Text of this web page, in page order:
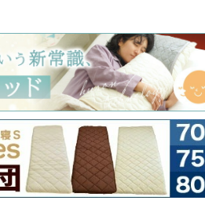
布団カバー
布団カバー
グ 掛け布団
け布団カバ
団カバー
掛け布団カ
布団カバー
カバー
団カバー
敷布団カバ
団カバー
グ 敷布団カ
カバー
バー
バー
バー
ー
シーツ
グ BOXシー
シーツ
ーツ
グ BOXシー
ット
ット
ズ 既成カーテンのサイ
遮光カーテン
レース・シアーカー
Disney ディズニーカ
ン
MOOMIN ムーミンカ
ン
PEANUTS ピーナツ
テン (SNOOPY スヌー
ー)
美容・化
シルク
HURON
カバリー
ソファカ
ひざ掛
パジャ
クッシ
玄関・
ペット
インテ
その他